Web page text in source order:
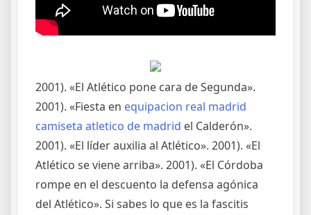
2001). «El Atlético pone cara de Segunda».
2001). «Fiesta en equipacion real madrid
camiseta atletico de madrid el Calderón».
2001). «El líder auxilia al Atlético». 2001). «El
Atlético se viene arriba». 2001). «El Córdoba
rompe en el descuento la defensa agónica
del Atlético». Si sabes lo que es la fascitis